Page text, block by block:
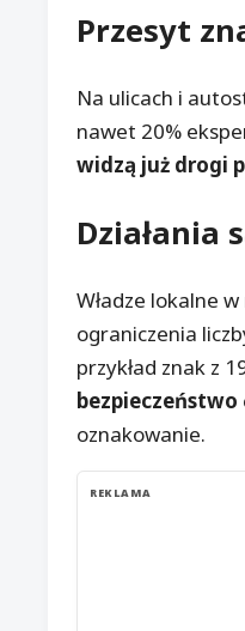
Przesyt
Na ulicach i
nawet 20%
widzą już drogi
Działania
Władze lokalne
ograniczenia
przykład znak z
bezpieczeństwo
oznakowanie.
REKLAMA